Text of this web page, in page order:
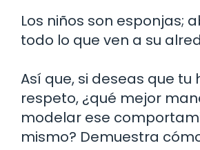
Los niños son esponjas;
todo lo que ven a su
Así que, si deseas que tu
respeto, ¿qué mejor
modelar ese
mismo? Demuestra